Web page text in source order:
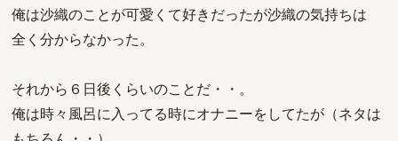
俺は沙織のことが可愛くて好きだったが沙織の気持ちは
全く分からなかった。
それから６日後くらいのことだ・・。
俺は時々風呂に入ってる時にオナニーをしてたが（ネタは